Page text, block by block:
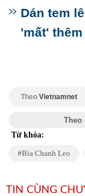
Dán tem
'mất'
Theo Vietnamnet
Theo
Từ khóa:
Bia Chanh Leo
TIN CÙNG